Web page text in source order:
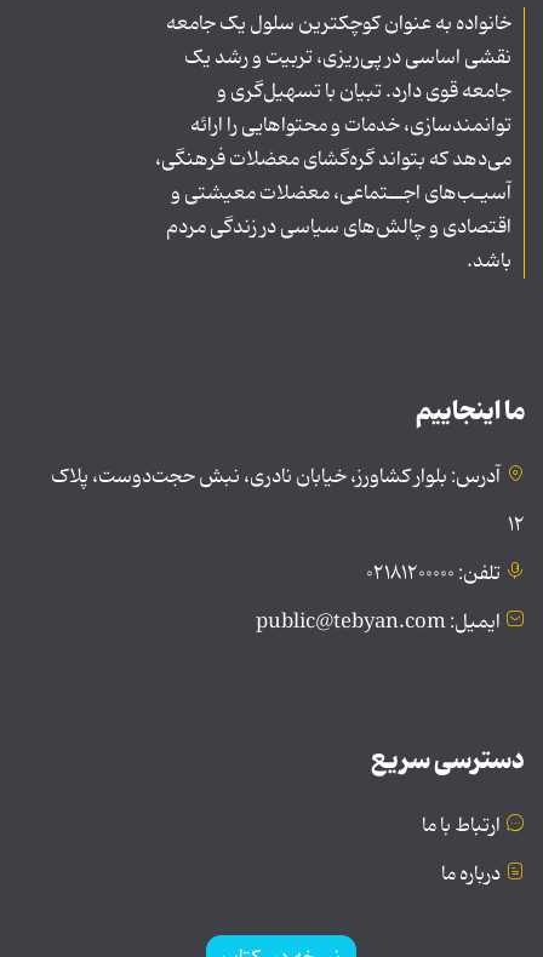
خانواده به عنوان کوچکترین سلول یک جامعه
نقشی اساسی در پی‌ریزی، تربیت و رشد یک
جامعه قوی دارد. تبیان با تسهیل‌گری و
توانمندسازی، خدمات و محتواهایی را ارائه
می‌دهد که بتواند گره‌گشای معضلات فرهنگی،
آسیـب‌های اجــتماعی، معضلات معیشتی و
اقتصادی و چالش‌های سیاسی در زندگی مردم
باشد.
ما اینجاییم
آدرس: بلوار کشاورز، خیابان نادری، نبش حجت‌دوست، پلاک
۱۲
تلفن: ۰۲۱۸۱۲۰۰۰۰۰
ایمیل: public@tebyan.com
دسترسی سریع
ارتباط با ما
درباره ما